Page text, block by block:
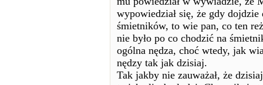
wypowiedział się, że gdy
śmietników, to wie pan, co ten
nie było po co chodzić na
ogólna nędza, choć wtedy, jak
nędzy tak jak dzisiaj.
Tak jakby nie zauważał, że